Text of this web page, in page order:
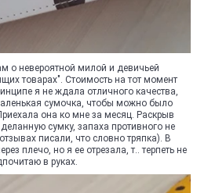
о невероятной милой и девичьей
товарах". Стоимость на тот момент
я не ждала отличного качества,
сумочка, чтобы можно было
она ко мне за месяц. Раскрыв
сумку, запаха противного не
писали, что словно тряпка). В
плечо, но я ее отрезала, т.. терпеть не
в руках.